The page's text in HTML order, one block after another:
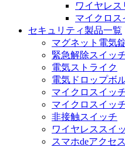
ワイヤレ
マイクロス
セキュリティ製品一覧
マグネット電気
緊急解除スイッ
電気ストライク
電気ドロップボ
マイクロスイッ
マイクロスイッ
非接触スイッチ
ワイヤレススイ
スマホdeアクセス